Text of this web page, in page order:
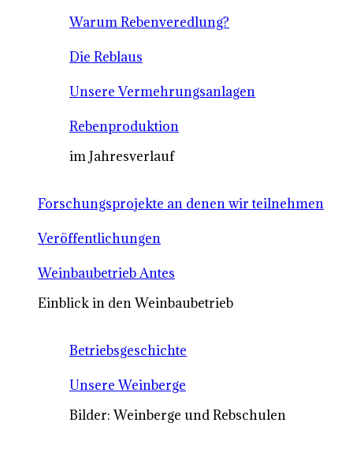
Warum Rebenveredlung?
Die Reblaus
Unsere Vermehrungsanlagen
Rebenproduktion
im Jahresverlauf
Forschungsprojekte an denen wir teilnehmen
Veröffentlichungen
Weinbaubetrieb Antes
Einblick in den Weinbaubetrieb
Betriebsgeschichte
Unsere Weinberge
Bilder: Weinberge und Rebschulen